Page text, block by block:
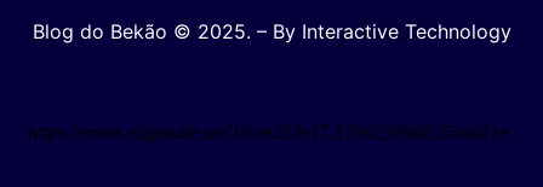
Blog do Bekão © 2025. – By Interactive Technology